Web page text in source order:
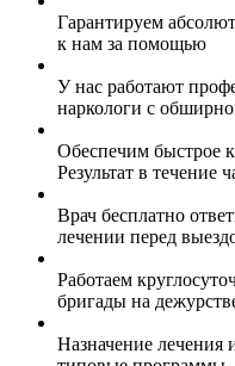
Гарантируем
к нам за помощью
У нас работают
наркологи с
Обеспечим быстрое
Результат в течение
Врач бесплатно
лечении перед
Работаем
бригады на
Назначение лечения